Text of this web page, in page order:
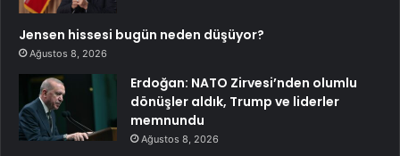
Jensen hissesi bugün neden düşüyor?
Ağustos 8, 2026
Erdoğan: NATO Zirvesi’nden olumlu
dönüşler aldık, Trump ve liderler
memnundu
Ağustos 8, 2026